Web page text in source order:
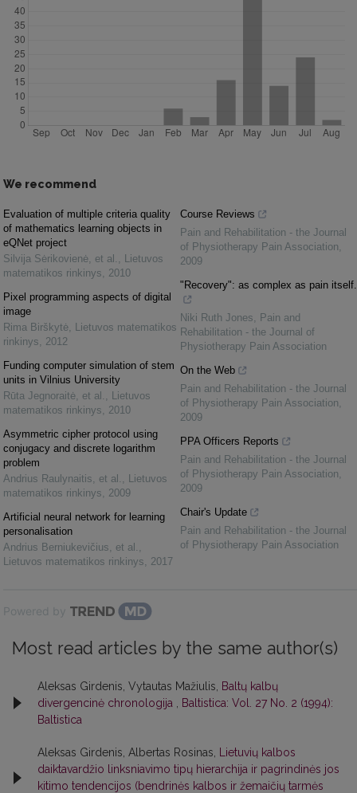
We recommend
Evaluation of multiple criteria quality
of mathematics learning objects in
eQNet project
Silvija Sėrikovienė, et al.
Lietuvos
matematikos rinkinys
2010
Pixel programming aspects of digital
image
Rima Birškytė Lietuvos matematikos
rinkinys
2012
Funding computer simulation of stem
units in Vilnius University
Rūta Jegnoraitė, et al.
Lietuvos
matematikos rinkinys
2010
Asymmetric cipher protocol using
conjugacy and discrete logarithm
problem
Andrius Raulynaitis, et al.
Lietuvos
matematikos rinkinys
2009
Artificial neural network for learning
personalisation
Andrius Berniukevičius, et al.
Lietuvos matematikos rinkinys
2017
Course Reviews
Pain and Rehabilitation - the Journal
of Physiotherapy Pain Association
2009
"Recovery": as complex as pain itself.
Niki Ruth Jones
Pain and
Rehabilitation - the Journal of
Physiotherapy Pain Association
On the Web
Pain and Rehabilitation - the Journal
of Physiotherapy Pain Association
2009
PPA Officers Reports
Pain and Rehabilitation - the Journal
of Physiotherapy Pain Association
2009
Chair's Update
Pain and Rehabilitation - the Journal
of Physiotherapy Pain Association
Powered by
Most read articles by the same author(s)
Aleksas Girdenis, Vytautas Mažiulis,
Baltų kalbų
divergencinė chronologija
Baltistica: Vol. 27 No. 2 (1994):
Baltistica
Aleksas Girdenis, Albertas Rosinas,
Lietuvių kalbos
daiktavardžio linksniavimo tipų hierarchija ir pagrindinės jos
kitimo tendencijos (bendrinės kalbos ir žemaičių tarmės